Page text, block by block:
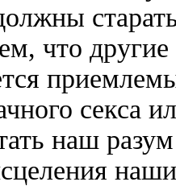
что другие
секса
наш